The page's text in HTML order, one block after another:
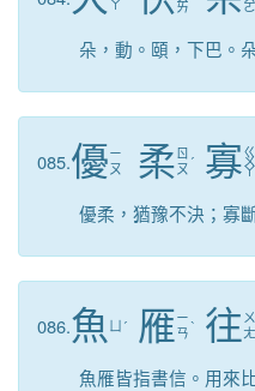
ㄚ
ㄞ ㄛ
朵，動。頤，下巴。
085.優ㄧ
ㄡ
柔 ㄖ
ㄡ ˊ 寡ㄍ
ㄨ
ㄚ
優柔，猶豫不決；寡
086.魚 ˊ 雁ㄧ
ㄢˋ 往 ㄨ
ㄤ
魚雁皆指書信。用來